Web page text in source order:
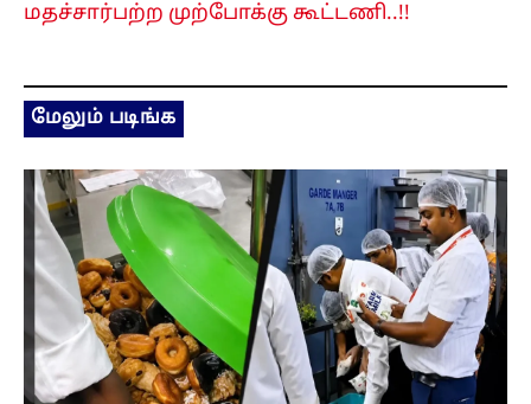
மதச்சார்பற்ற முற்போக்கு கூட்டணி..!!
மேலும் படிங்க